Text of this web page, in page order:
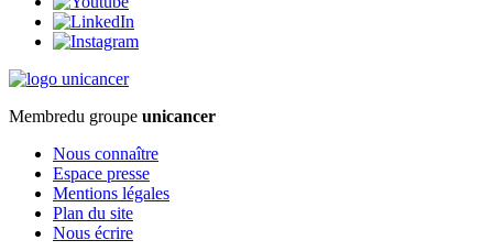
Membredu groupe unicancer
Nous connaître
Espace presse
Mentions légales
Plan du site
Nous écrire